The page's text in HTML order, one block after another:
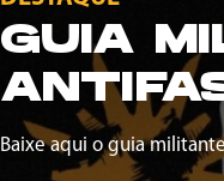
GUIA
Baixe aqui o guia